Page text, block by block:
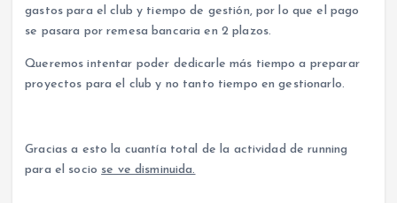
gastos para el club y tiempo de gestión, por lo que el pago
se pasara por remesa bancaria en 2 plazos.
Queremos intentar poder dedicarle más tiempo a preparar
proyectos para el club y no tanto tiempo en gestionarlo.
Gracias a esto la cuantía total de la actividad de running
para el socio se ve disminuida.